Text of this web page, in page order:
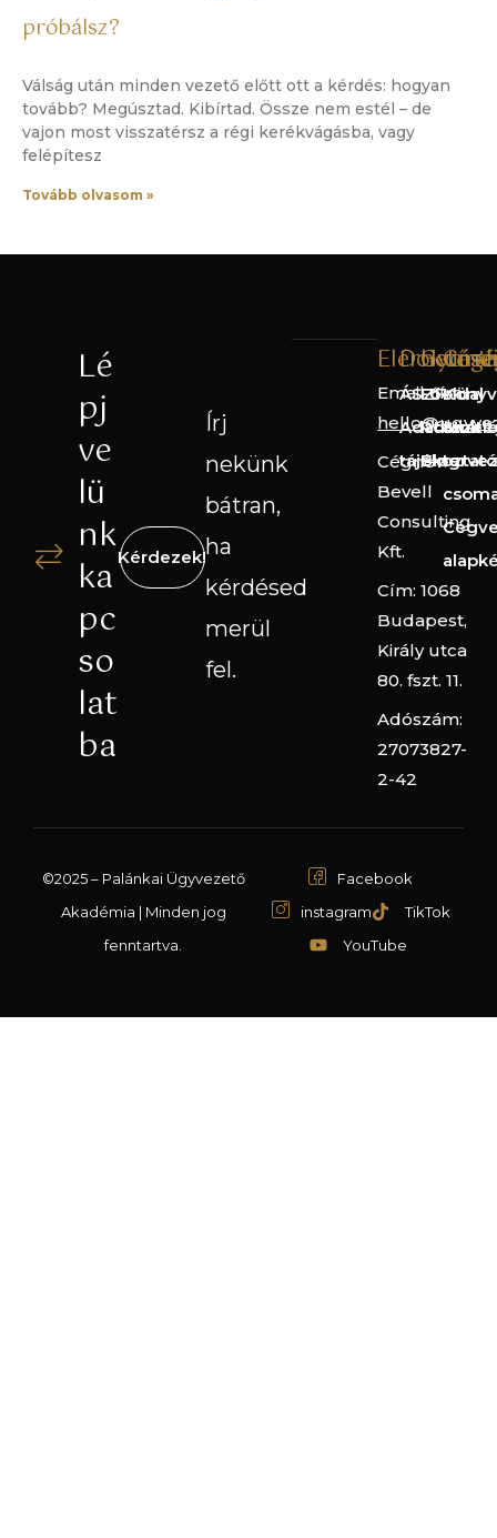
próbálsz?
Válság után minden vezető előtt ott a kérdés: hogyan
tovább? Megúsztad. Kibírtad. Össze nem estél – de
vajon most visszatérsz a régi kerékvágásba, vagy
felépítesz
Tovább olvasom »
Lé
pj
ve
lü
nk
ka
pc
so
lat
ba
Kérdezek!
Írj
nekünk
bátran,
ha
kérdésed
merül
fel.
Email cím:
Cégnév:
Bevell
Consulting
Kft.
Cím: 1068
Budapest,
Király utca
80. fszt. 11.
Adószám:
27073827-
2-42
ÁSZF
tájékoztató
Főoldal
Rólunk
Blog
Könyv
©2025 – Palánkai Ügyvezető
Akadémia | Minden jog
fenntartva.
Facebook
instagram
TikTok
YouTube